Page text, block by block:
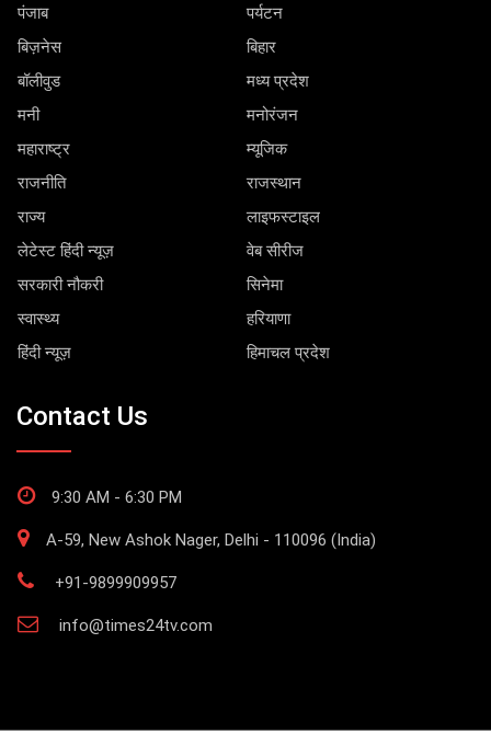
पंजाब
पर्यटन
बिज़नेस
बिहार
बॉलीवुड
मध्य प्रदेश
मनी
मनोरंजन
महाराष्ट्र
म्यूजिक
राजनीति
राजस्थान
राज्य
लाइफस्टाइल
लेटेस्ट हिंदी न्यूज़
वेब सीरीज
सरकारी नौकरी
सिनेमा
स्वास्थ्य
हरियाणा
हिंदी न्यूज़
हिमाचल प्रदेश
Contact Us
9:30 AM - 6:30 PM
A-59, New Ashok Nager, Delhi - 110096 (India)
+91-9899909957
info@times24tv.com